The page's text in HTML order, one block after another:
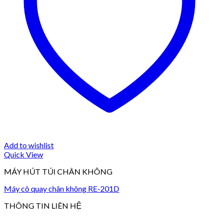
Add to wishlist
Quick View
MÁY HÚT TÚI CHÂN KHÔNG
Máy cô quay chân không RE-201D
THÔNG TIN LIÊN HỆ